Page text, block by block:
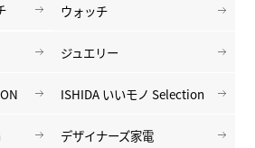
ウォッチ
ジュエリー
ISHIDA いいモノ Selection
デザイナーズ家電